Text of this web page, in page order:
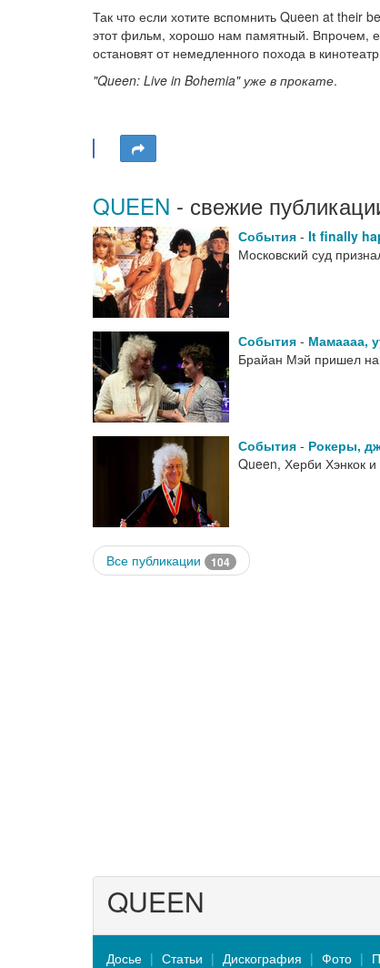
Так что если хотите вспомнить Queen at
этот фильм, хорошо нам памятный. Впрочем,
остановят от немедленного похода в
"Queen: Live in Bohemia" уже в прокате.
QUEEN - свежие
События - It finally
Московский суд
События - Мамаааа,
Брайан Мэй пришел на
События - Рокеры,
Queen, Херби Хэнкок
Все публикации 104
QUEEN
Досье Статьи Дискография Фото